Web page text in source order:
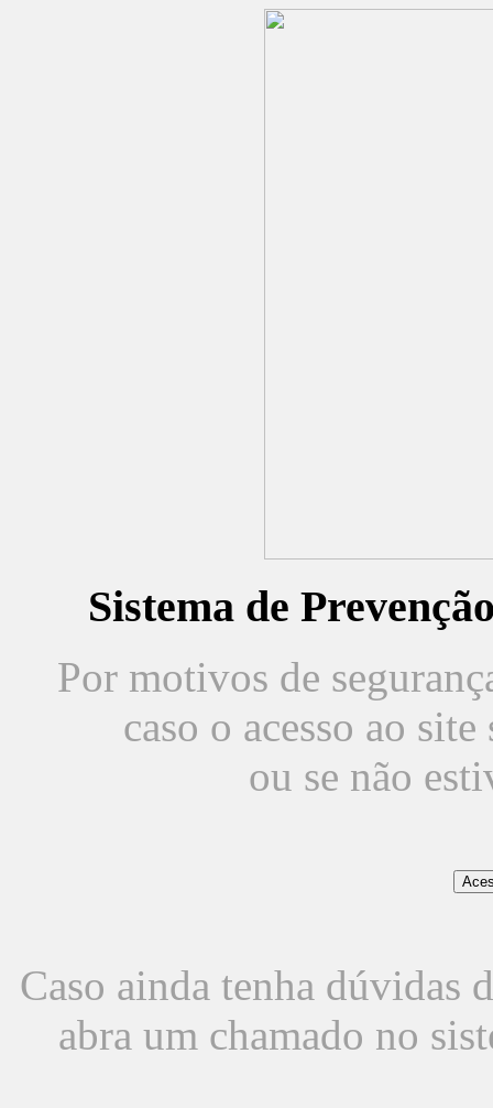
Sistema de
Por motivos de
caso o acesso ao
ou se não
Caso ainda tenha dúvidas
abra um chamado no